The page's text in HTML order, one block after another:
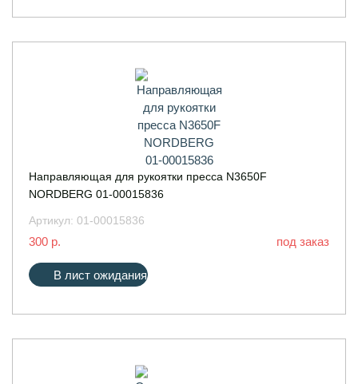
Направляющая для рукоятки пресса N3650F
NORDBERG 01-00015836
Артикул: 01-00015836
300 р. под заказ
В лист ожидания